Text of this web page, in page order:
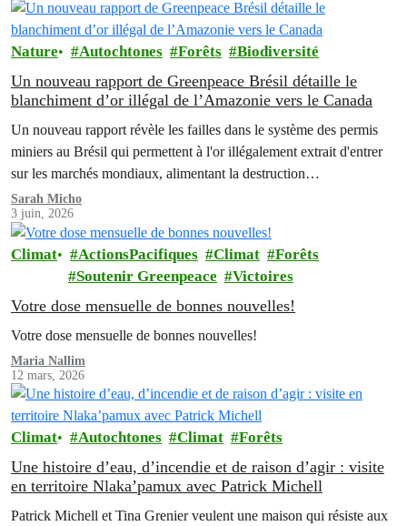
Nature Autochtones Forêts Biodiversité
Un nouveau rapport de Greenpeace Brésil détaille le
blanchiment d’or illégal de l’Amazonie vers le Canada
Un nouveau rapport révèle les failles dans le système des permis
miniers au Brésil qui permettent à l'or illégalement extrait d'entrer
sur les marchés mondiaux, alimentant la destruction
environnementale et aggravant les crises qui touchent les peuples
autochtones d'Amazonie.
Sarah Micho
3 juin, 2026
Climat ActionsPacifiques Climat
Forêts
Soutenir Greenpeace
Victoires
Votre dose mensuelle de bonnes nouvelles!
Votre dose mensuelle de bonnes nouvelles!
Maria Nallim
12 mars, 2026
Climat Autochtones Climat Forêts
Une histoire d’eau, d’incendie et de raison d’agir : visite
en territoire Nlaka’pamux avec Patrick Michell
Patrick Michell et Tina Grenier veulent une maison qui résiste aux